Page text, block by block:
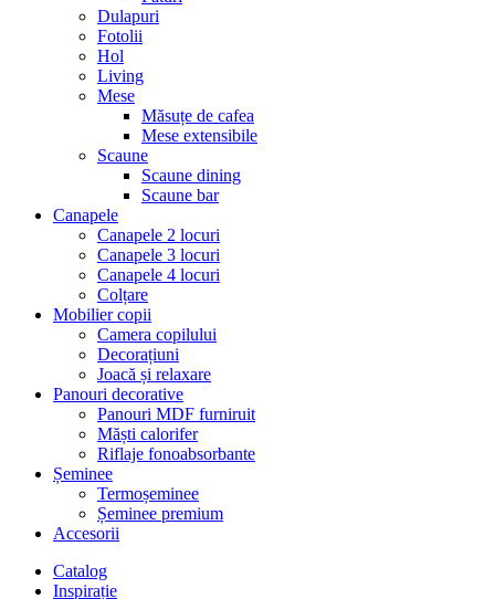
Dulapuri
Fotolii
Hol
Living
Mese
Măsuțe de cafea
Mese extensibile
Scaune
Scaune dining
Scaune bar
Canapele
Canapele 2 locuri
Canapele 3 locuri
Canapele 4 locuri
Colțare
Mobilier copii
Camera copilului
Decorațiuni
Joacă și relaxare
Panouri decorative
Panouri MDF furniruit
Măști calorifer
Riflaje fonoabsorbante
Șeminee
Termoșeminee
Șeminee premium
Accesorii
Catalog
Inspirație